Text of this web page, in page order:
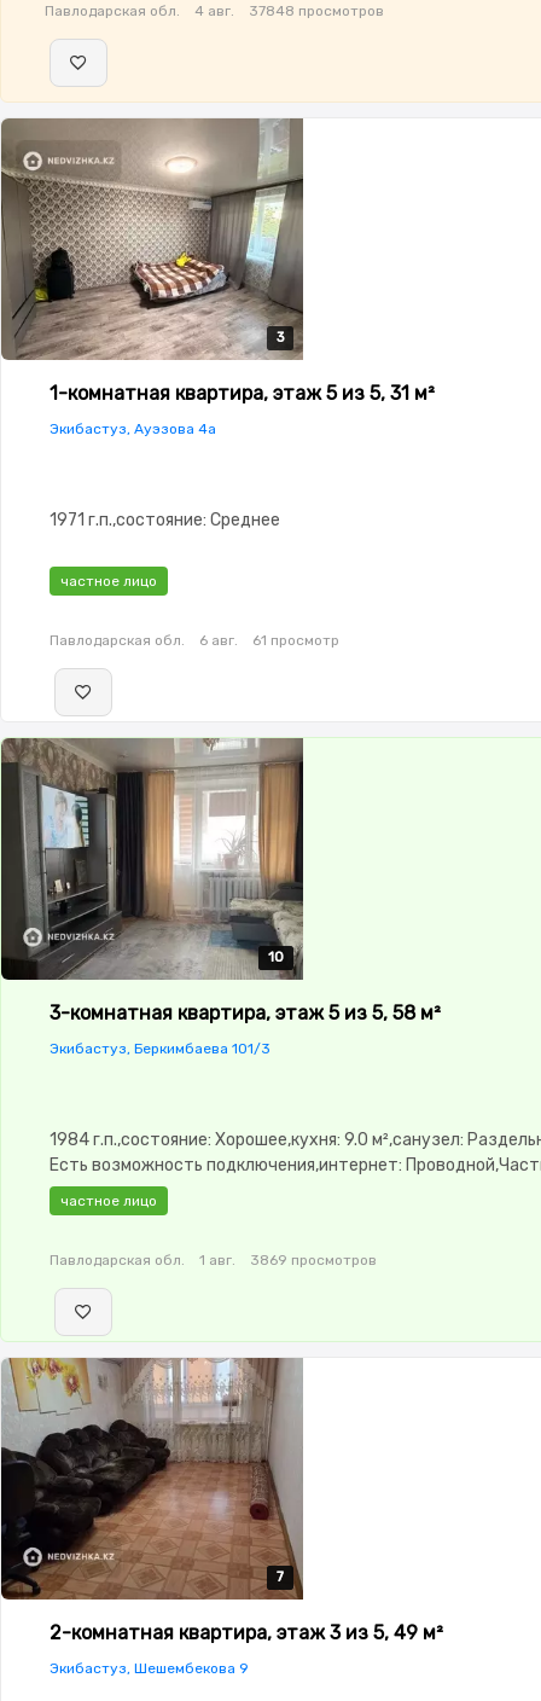
Павлодарская обл. 4 авг. 37848 просмотров
3
3
3
1-комнатная квартира, этаж 5 из 5, 31 м²
Экибастуз, Ауэзова 4а
1971 г.п.,состояние: Среднее
частное лицо
Павлодарская обл. 6 авг. 61 просмотр
10
10
10
10
10
3-комнатная квартира, этаж 5 из 5, 58 м²
Экибастуз, Беркимбаева 101/3
1984 г.п.,состояние: Хорошее,кухня: 9.0 м²,санузел:
Есть возможность подключения,интернет:
меблирована,Частично меблирована,паркинг:
Паркинг,Домофон,Пластиковые окна,Неугловая,Комнаты
частное лицо
Павлодарская обл. 1 авг. 3869 просмотров
7
7
7
7
7
2-комнатная квартира, этаж 3 из 5, 49 м²
Экибастуз, Шешембекова 9